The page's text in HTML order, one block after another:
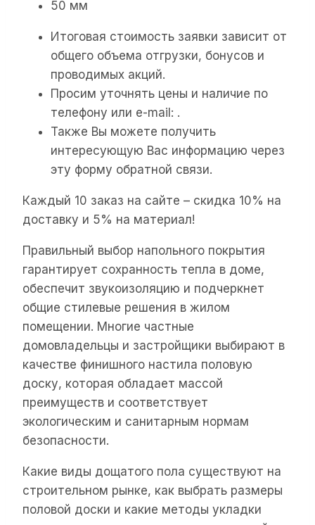
50 мм
Итоговая стоимость заявки зависит от
общего объема отгрузки, бонусов и
проводимых акций.
Просим уточнять цены и наличие по
телефону или e-mail: .
Также Вы можете получить
интересующую Вас информацию через
эту форму обратной связи.
Каждый 10 заказ на сайте – скидка 10% на
доставку и 5% на материал!
Правильный выбор напольного покрытия
гарантирует сохранность тепла в доме,
обеспечит звукоизоляцию и подчеркнет
общие стилевые решения в жилом
помещении. Многие частные
домовладельцы и застройщики выбирают в
качестве финишного настила половую
доску, которая обладает массой
преимуществ и соответствует
экологическим и санитарным нормам
безопасности.
Какие виды дощатого пола существуют на
строительном рынке, как выбрать размеры
половой доски и какие методы укладки